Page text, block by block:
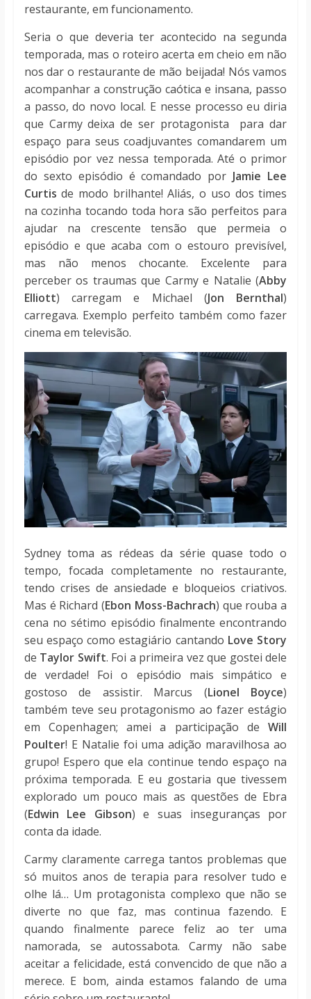
restaurante, em funcionamento.
Seria o que deveria ter acontecido na segunda
temporada, mas o roteiro acerta em cheio em não
nos dar o restaurante de mão beijada! Nós vamos
acompanhar a construção caótica e insana, passo
a passo, do novo local. E nesse processo eu diria
que Carmy deixa de ser protagonista para dar
espaço para seus coadjuvantes comandarem um
episódio por vez nessa temporada. Até o primor
do sexto episódio é comandado por Jamie Lee
Curtis de modo brilhante! Aliás, o uso dos times
na cozinha tocando toda hora são perfeitos para
ajudar na crescente tensão que permeia o
episódio e que acaba com o estouro previsível,
mas não menos chocante. Excelente para
perceber os traumas que Carmy e Natalie (Abby
Elliott) carregam e Michael (Jon Bernthal)
carregava. Exemplo perfeito também como fazer
cinema em televisão.
Sydney toma as rédeas da série quase todo o
tempo, focada completamente no restaurante,
tendo crises de ansiedade e bloqueios criativos.
Mas é Richard (Ebon Moss-Bachrach) que rouba a
cena no sétimo episódio finalmente encontrando
seu espaço como estagiário cantando Love Story
de Taylor Swift. Foi a primeira vez que gostei dele
de verdade! Foi o episódio mais simpático e
gostoso de assistir. Marcus (Lionel Boyce)
também teve seu protagonismo ao fazer estágio
em Copenhagen; amei a participação deWill
Poulter! E Natalie foi uma adição maravilhosa ao
grupo! Espero que ela continue tendo espaço na
próxima temporada. E eu gostaria que tivessem
explorado um pouco mais as questões de Ebra
(Edwin Lee Gibson) e suas inseguranças por
conta da idade.
Carmy claramente carrega tantos problemas que
só muitos anos de terapia para resolver tudo e
olhe lá… Um protagonista complexo que não se
diverte no que faz, mas continua fazendo. E
quando finalmente parece feliz ao ter uma
namorada, se autossabota. Carmy não sabe
aceitar a felicidade, está convencido de que não a
merece. E bom, ainda estamos falando de uma